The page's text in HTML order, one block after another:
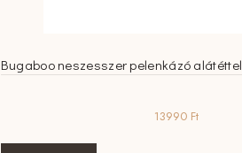
Bugaboo neszesszer pelenkázó alátéttel
13990 Ft